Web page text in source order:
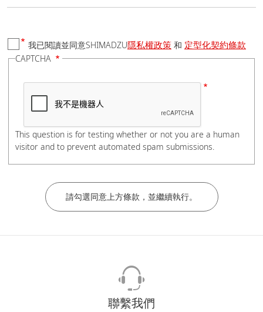
國家/地區
電話號碼
公司/學校名稱
我已閱讀並同意SHIMADZU隱私權政策 和 定型化契約條款
CAPTCHA
This question is for testing whether or not you are a human
visitor and to prevent automated spam submissions.
聯繫我們